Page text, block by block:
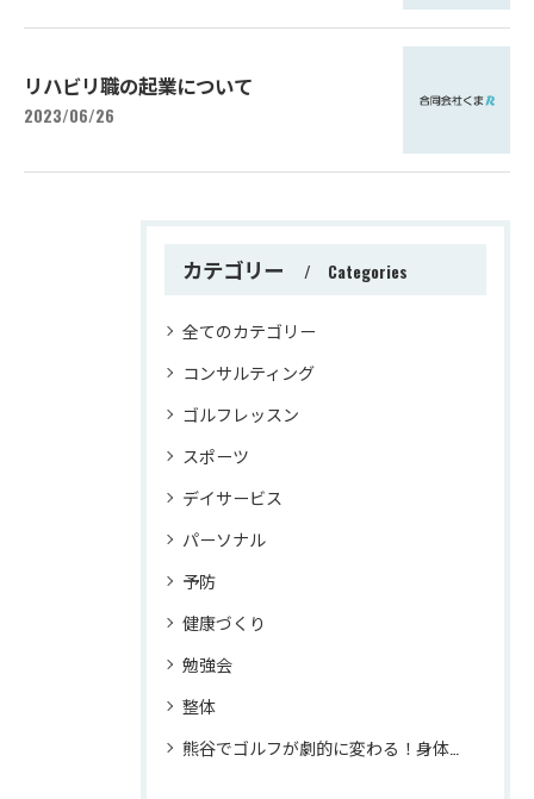
リハビリ職の起業について
2023/06/26
カテゴリー Categories
全てのカテゴリー
コンサルティング
ゴルフレッスン
スポーツ
デイサービス
パーソナル
予防
健康づくり
勉強会
整体
熊谷でゴルフが劇的に変わる！身体のプロが教えるマンツーマンレッスンでスコアアップ